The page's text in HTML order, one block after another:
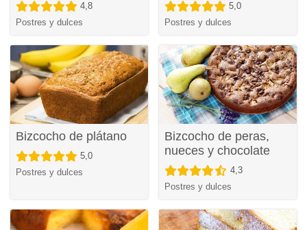
4,8
Postres y dulces
5,0
Postres y dulces
Bizcocho de plátano
5,0
Postres y dulces
Bizcocho de peras,
nueces y chocolate
4,3
Postres y dulces